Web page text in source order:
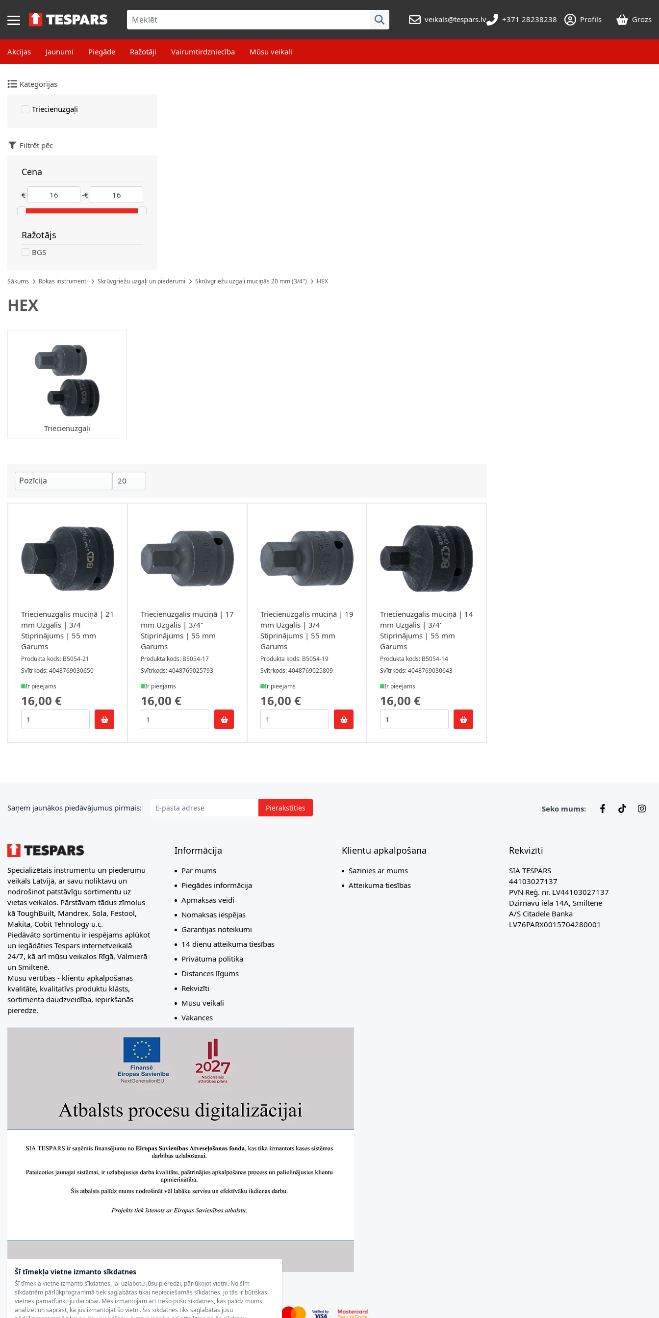
Šī tīmekļa vietne izmanto sīkdatnes
Šī tīmekļa vietne izmanto sīkdatnes, lai uzlabotu jūsu pieredzi, pārlūkojot vietni. No šīm
sīkdatnēm pārlūkprogrammā tiek saglabātas tikai nepieciešamās sīkdatnes, jo tās ir būtiskas
vietnes pamatfunkciju darbībai. Mēs izmantojam arī trešo pušu sīkdatnes, kas palīdz mums
analizēt un saprast, kā jūs izmantojat šo vietni. Šīs sīkdatnes tiks saglabātas jūsu
veikals@tespars.lv
+371 28238238 Profils Grozs
Akcijas Jaunumi Piegāde Ražotāji Vairumtirdzniecība Mūsu veikali
Filtrēt pēc
Kategorijas
Triecienuzgaļi
Cena
filter
€ -€
Ražotājs
filter
BGS
Sākums Rokas instrumenti Skrūvgriežu uzgaļi un piederumi Skrūvgriežu uzgaļi muciņās 20 mm (3/4") HEX
HEX
Triecienuzgaļi
Triecienuzgalis muciņā | 21
mm Uzgalis | 3/4
Stiprinājums | 55 mm
Garums
Produkta kods: B5054-21
Svītrkods: 4048769030650
Ir pieejams
16,00 €
Triecienuzgalis muciņā | 17
mm Uzgalis | 3/4"
Stiprinājums | 55 mm
Garums
Produkta kods: B5054-17
Svītrkods: 4048769025793
Ir pieejams
16,00 €
Triecienuzgalis muciņā | 19
mm Uzgalis | 3/4
Stiprinājums | 55 mm
Garums
Produkta kods: B5054-19
Svītrkods: 4048769025809
Ir pieejams
16,00 €
Triecienuzgalis muciņā | 14
mm Uzgalis | 3/4"
Stiprinājums | 55 mm
Garums
Produkta kods: B5054-14
Svītrkods: 4048769030643
Ir pieejams
16,00 €
E-pasta adrese
Saņem jaunākos piedāvājumus pirmais: Pierakstīties Seko mums:
Specializētais instrumentu un piederumu
veikals Latvijā, ar savu noliktavu un
nodrošinot patstāvīgu sortimentu uz
vietas veikalos. Pārstāvam tādus zīmolus
kā ToughBuilt, Mandrex, Sola, Festool,
Makita, Cobit Tehnology u.c.
Piedāvāto sortimentu ir iespējams aplūkot
un iegādāties Tespars internetveikalā
24/7, kā arī mūsu veikalos Rīgā, Valmierā
un Smiltenē.
Mūsu vērtības - klientu apkalpošanas
kvalitāte, kvalitatīvs produktu klāsts,
sortimenta daudzveidība, iepirkšanās
pieredze.
Informācija
Par mums
Piegādes informācija
Apmaksas veidi
Nomaksas iespējas
Garantijas noteikumi
14 dienu atteikuma tiesības
Privātuma politika
Distances līgums
Rekvizīti
Mūsu veikali
Vakances
Klientu apkalpošana
Sazinies ar mums
Atteikuma tiesības
Rekvizīti
SIA TESPARS
44103027137
PVN Reģ. nr. LV44103027137
Dzirnavu iela 14A, Smiltene
A/S Citadele Banka
LV76PARX0015704280001